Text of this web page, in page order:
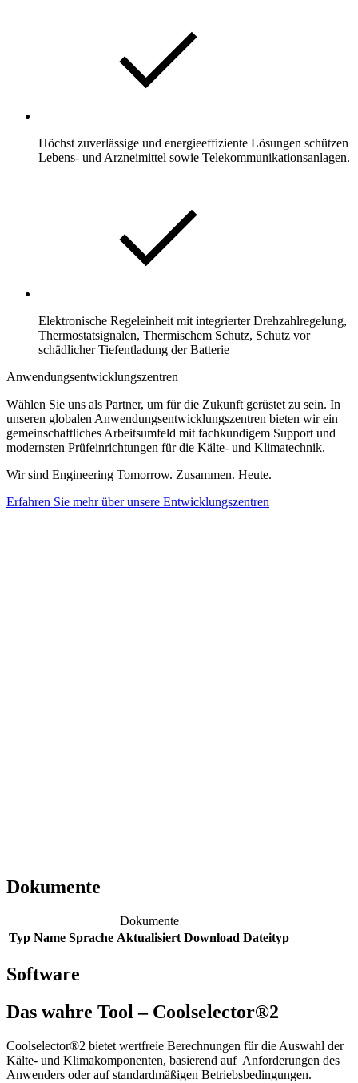
Höchst zuverlässige und energieeffiziente Lösungen schützen
Lebens- und Arzneimittel sowie Telekommunikationsanlagen.
Elektronische Regeleinheit mit integrierter Drehzahlregelung,
Thermostatsignalen, Thermischem Schutz, Schutz vor
schädlicher Tiefentladung der Batterie
Anwendungsentwicklungszentren
Wählen Sie uns als Partner, um für die Zukunft gerüstet zu sein. In
unseren globalen Anwendungsentwicklungszentren bieten wir ein
gemeinschaftliches Arbeitsumfeld mit fachkundigem Support und
modernsten Prüfeinrichtungen für die Kälte- und Klimatechnik.
Wir sind Engineering Tomorrow. Zusammen. Heute.
Erfahren Sie mehr über unsere Entwicklungszentren
Dokumente
Dokumente
Typ Name Sprache Aktualisiert Download Dateityp
Software
Das wahre Tool – Coolselector®2
Coolselector®2 bietet wertfreie Berechnungen für die Auswahl der
Kälte- und Klimakomponenten, basierend auf Anforderungen des
Anwenders oder auf standardmäßigen Betriebsbedingungen.